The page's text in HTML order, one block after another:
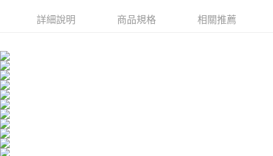
３．未成年的使用者請事先徵得法定代理人或監護人之同意方可使用
「AFTEE先享後付」，若未經同意申辦者引起之損失，本公司不負相關責
詳細說明 商品規格 相關推薦